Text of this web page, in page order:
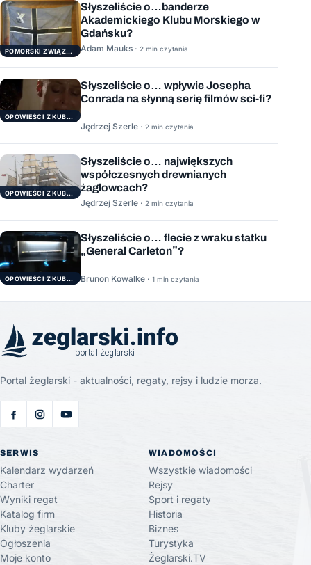
POMORSKI ZWIĄZEK ŻEGLARSKI
Słyszeliście o…banderze
Akademickiego Klubu Morskiego w
Gdańsku?
Adam Mauks · 2 min czytania
OPOWIEŚCI Z KUBRYKU
Słyszeliście o… wpływie Josepha
Conrada na słynną serię filmów sci-fi?
Jędrzej Szerle · 2 min czytania
OPOWIEŚCI Z KUBRYKU
Słyszeliście o… największych
współczesnych drewnianych
żaglowcach?
Jędrzej Szerle · 2 min czytania
OPOWIEŚCI Z KUBRYKU
Słyszeliście o… flecie z wraku statku
„General Carleton”?
Brunon Kowalke · 1 min czytania
Portal żeglarski - aktualności, regaty, rejsy i ludzie morza.
SERWIS
Kalendarz wydarzeń
Charter
Wyniki regat
Katalog firm
Kluby żeglarskie
Ogłoszenia
Moje konto
WIADOMOŚCI
Wszystkie wiadomości
Rejsy
Sport i regaty
Historia
Biznes
Turystyka
Żeglarski.TV